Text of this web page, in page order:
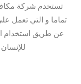
تستخدم شركة
تماما و التي تعمل
عن طريق استخدام